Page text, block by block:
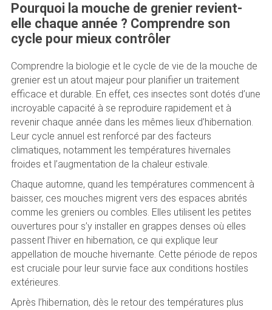
Pourquoi la mouche de grenier revient-
elle chaque année ? Comprendre son
cycle pour mieux contrôler
Comprendre la biologie et le cycle de vie de la mouche de
grenier est un atout majeur pour planifier un traitement
efficace et durable. En effet, ces insectes sont dotés d’une
incroyable capacité à se reproduire rapidement et à
revenir chaque année dans les mêmes lieux d’hibernation.
Leur cycle annuel est renforcé par des facteurs
climatiques, notamment les températures hivernales
froides et l’augmentation de la chaleur estivale.
Chaque automne, quand les températures commencent à
baisser, ces mouches migrent vers des espaces abrités
comme les greniers ou combles. Elles utilisent les petites
ouvertures pour s’y installer en grappes denses où elles
passent l’hiver en hibernation, ce qui explique leur
appellation de mouche hivernante. Cette période de repos
est cruciale pour leur survie face aux conditions hostiles
extérieures.
Après l’hibernation, dès le retour des températures plus